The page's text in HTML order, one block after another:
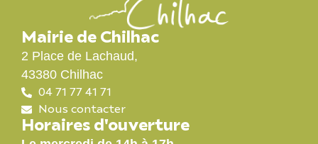
Mairie de Chilhac
2 Place de Lachaud,
43380 Chilhac
04 71 77 41 71
Nous contacter
Horaires d'ouverture